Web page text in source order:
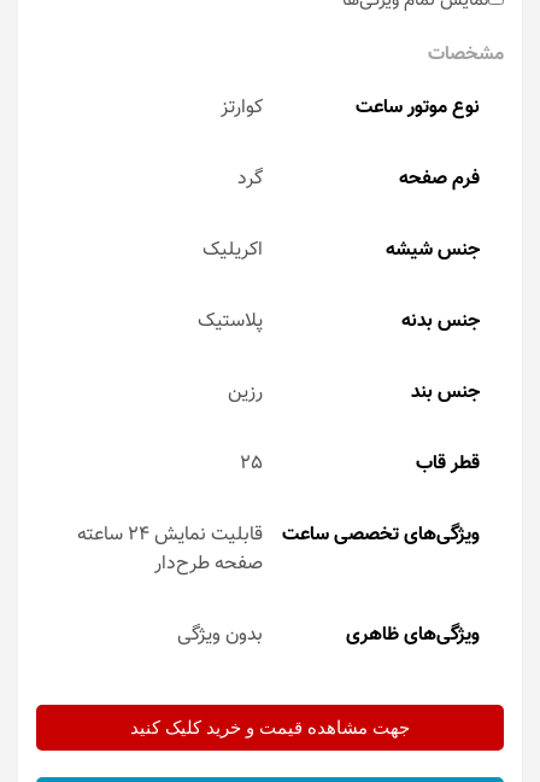
مشخصات
نوع موتور ساعت
کوارتز
فرم صفحه گرد
جنس شیشه اکریلیک
جنس بدنه پلاستیک
جنس بند رزین
قطر قاب 25
ویژگی‌های تخصصی ساعت
قابلیت نمایش 24 ساعته
صفحه طرح‌دار
ویژگی‌های ظاهری بدون ویژگی
جهت مشاهده قیمت و خرید کلیک کنید